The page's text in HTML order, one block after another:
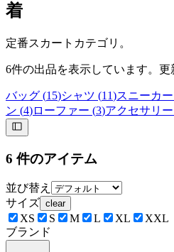
着
定番スカートカテゴリ。
6件の出品を表示しています。更
バッグ (15)シャツ (11)スニーカー
ン (4)ローファー (3)アクセサリー
6 件のアイテム
並び替え
サイズ clear
XS S M L XL
XXL
ブランド